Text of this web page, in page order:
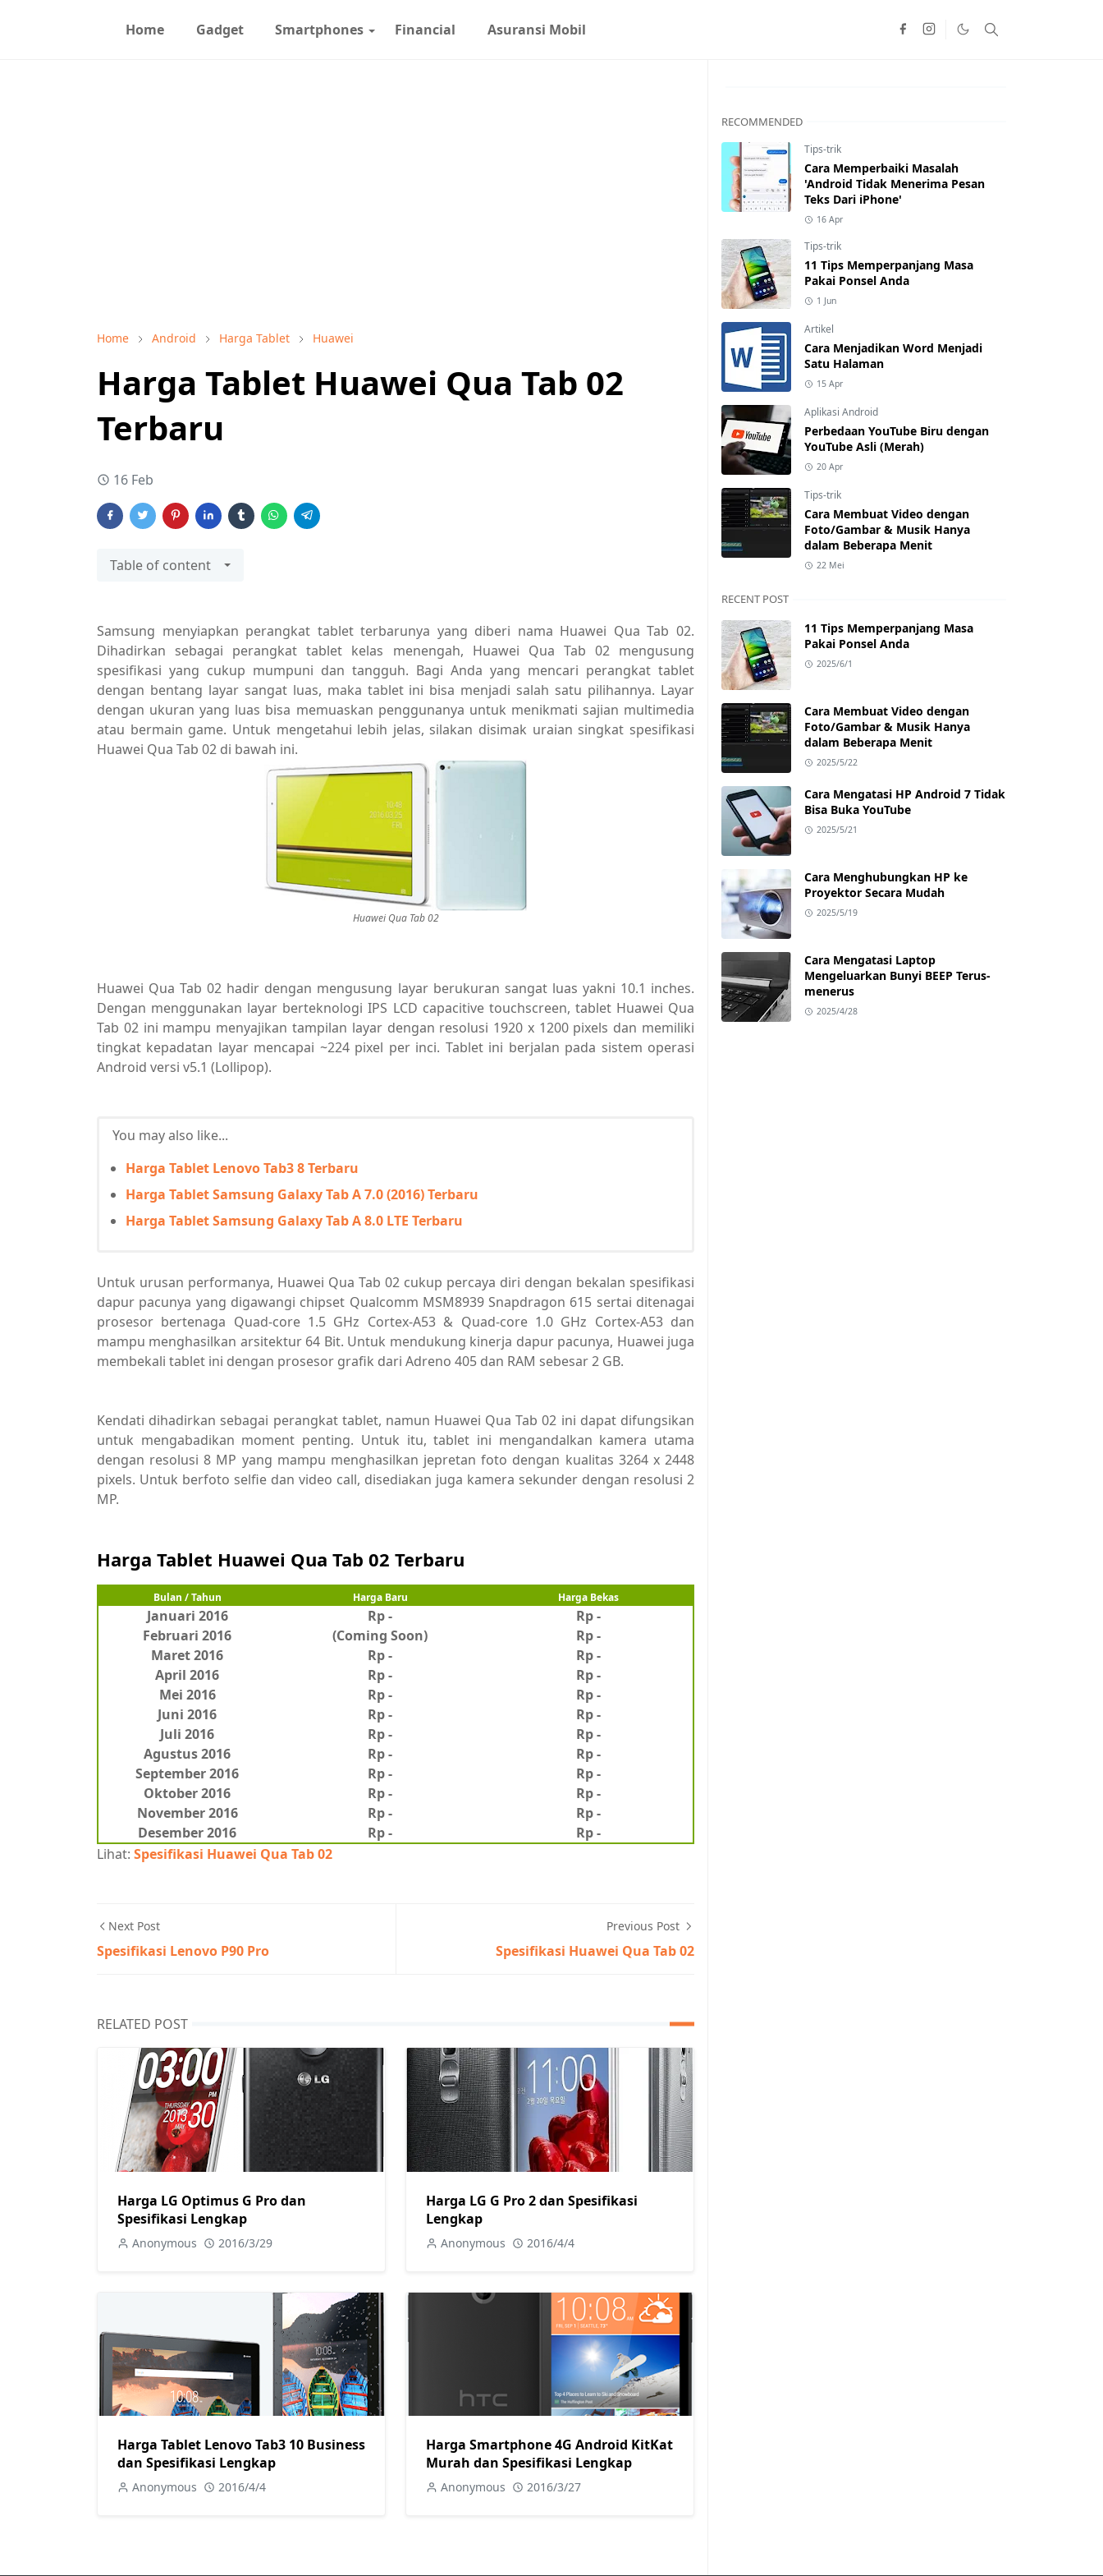
Home Gadget Smartphones Financial Asuransi Mobil
Home Android Harga Tablet Huawei
Harga Tablet Huawei Qua Tab 02
Terbaru
16 Feb
Table of content
Samsung menyiapkan perangkat tablet terbarunya yang diberi nama Huawei Qua Tab 02.
Dihadirkan sebagai perangkat tablet kelas menengah, Huawei Qua Tab 02 mengusung
spesifikasi yang cukup mumpuni dan tangguh. Bagi Anda yang mencari perangkat tablet
dengan bentang layar sangat luas, maka tablet ini bisa menjadi salah satu pilihannya. Layar
dengan ukuran yang luas bisa memuaskan penggunanya untuk menikmati sajian multimedia
atau bermain game. Untuk mengetahui lebih jelas, silakan disimak uraian singkat spesifikasi
Huawei Qua Tab 02 di bawah ini.
Huawei Qua Tab 02
Huawei Qua Tab 02 hadir dengan mengusung layar berukuran sangat luas yakni 10.1 inches.
Dengan menggunakan layar berteknologi IPS LCD capacitive touchscreen, tablet Huawei Qua
Tab 02 ini mampu menyajikan tampilan layar dengan resolusi 1920 x 1200 pixels dan memiliki
tingkat kepadatan layar mencapai ~224 pixel per inci. Tablet ini berjalan pada sistem operasi
Android versi v5.1 (Lollipop).
You may also like...
Harga Tablet Lenovo Tab3 8 Terbaru
Harga Tablet Samsung Galaxy Tab A 7.0 (2016) Terbaru
Harga Tablet Samsung Galaxy Tab A 8.0 LTE Terbaru
Untuk urusan performanya, Huawei Qua Tab 02 cukup percaya diri dengan bekalan spesifikasi
dapur pacunya yang digawangi chipset Qualcomm MSM8939 Snapdragon 615 sertai ditenagai
prosesor bertenaga Quad-core 1.5 GHz Cortex-A53 & Quad-core 1.0 GHz Cortex-A53 dan
mampu menghasilkan arsitektur 64 Bit. Untuk mendukung kinerja dapur pacunya, Huawei juga
membekali tablet ini dengan prosesor grafik dari Adreno 405 dan RAM sebesar 2 GB.
Kendati dihadirkan sebagai perangkat tablet, namun Huawei Qua Tab 02 ini dapat difungsikan
untuk mengabadikan moment penting. Untuk itu, tablet ini mengandalkan kamera utama
dengan resolusi 8 MP yang mampu menghasilkan jepretan foto dengan kualitas 3264 x 2448
pixels. Untuk berfoto selfie dan video call, disediakan juga kamera sekunder dengan resolusi 2
MP.
Harga Tablet Huawei Qua Tab 02 Terbaru
Bulan / Tahun Harga Baru Harga Bekas
Januari 2016 Rp -
Rp -
Februari 2016 (Coming Soon) Rp-
Maret2016 Rp -
Rp -
April 2016 Rp -
Rp -
Mei 2016 Rp -
Rp -
Juni 2016 Rp -
Rp -
Juli 2016 Rp -
Rp -
Agustus2016 Rp -
Rp -
September2016 Rp -
Rp -
Oktober2016 Rp -
Rp -
November2016 Rp -
Rp -
Desember2016 Rp -
Rp -
Lihat: Spesifikasi Huawei Qua Tab 02
Next Post
Spesifikasi Lenovo P90 Pro
Previous Post
Spesifikasi Huawei Qua Tab 02
RELATED POST
Harga LG Optimus G Pro dan
Spesifikasi Lengkap
Anonymous 2016/3/29
Harga LG G Pro 2 dan Spesifikasi
Lengkap
Anonymous 2016/4/4
Harga Tablet Lenovo Tab3 10 Business
dan Spesifikasi Lengkap
Anonymous 2016/4/4
Harga Smartphone 4G Android KitKat
Murah dan Spesifikasi Lengkap
Anonymous 2016/3/27
RECOMMENDED
Tips-trik
Cara Memperbaiki Masalah
'Android Tidak Menerima Pesan
Teks Dari iPhone'
16 Apr
Tips-trik
11 Tips Memperpanjang Masa
Pakai Ponsel Anda
1 Jun
Artikel
Cara Menjadikan Word Menjadi
Satu Halaman
15 Apr
Aplikasi Android
Perbedaan YouTube Biru dengan
YouTube Asli (Merah)
20 Apr
Tips-trik
Cara Membuat Video dengan
Foto/Gambar & Musik Hanya
dalam Beberapa Menit
22 Mei
RECENT POST
11 Tips Memperpanjang Masa
Pakai Ponsel Anda
2025/6/1
Cara Membuat Video dengan
Foto/Gambar & Musik Hanya
dalam Beberapa Menit
2025/5/22
Cara Mengatasi HP Android 7 Tidak
Bisa Buka YouTube
2025/5/21
Cara Menghubungkan HP ke
Proyektor Secara Mudah
2025/5/19
Cara Mengatasi Laptop
Mengeluarkan Bunyi BEEP Terus-
menerus
2025/4/28